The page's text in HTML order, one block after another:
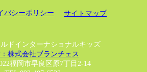
バシーポリシー サイトマップ
ドインターナショナルキッズ
株式会社ブランチェス
福岡市早良区原7丁目2-14